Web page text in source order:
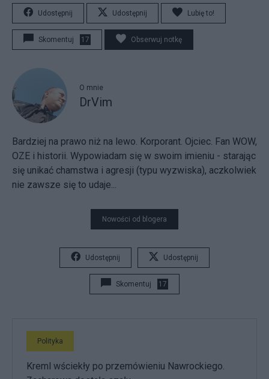
Udostępnij Udostępnij Lubię to!
Skomentuj 17 Obserwuj notkę
O mnie
DrVim
Bardziej na prawo niż na lewo. Korporant. Ojciec. Fan WOW,
OZE i historii. Wypowiadam się w swoim imieniu - starając
się unikać chamstwa i agresji (typu wyzwiska), aczkolwiek
nie zawsze się to udaje...
Nowości od blogera
Udostępnij Udostępnij
Skomentuj 17
Polityka
Kreml wściekły po przemówieniu Nawrockiego.